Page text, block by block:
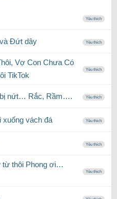
Yêu thích
Đứt dây Yêu thích
Vợ Con Chưa Có
TikTok
Yêu thích
bị nứt… Rắc, Rầm…. Yêu thích
xuống vách đá Yêu thích
Yêu thích
từ thôi Phong ơi…
Yêu thích